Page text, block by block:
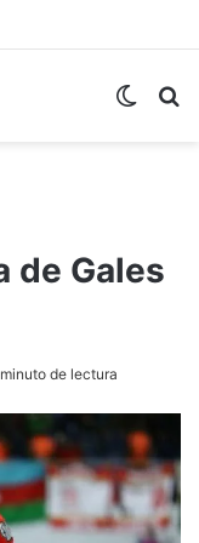
de Gales
de lectura